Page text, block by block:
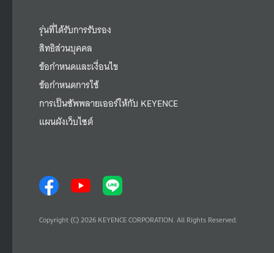
รุ่นที่ได้รับการรับรอง
สิทธิส่วนบุคคล
ข้อกำหนดและเงื่อนไข
ข้อกำหนดการใช้
การเป็นซัพพลายเออร์ให้กับ KEYENCE
แผนผังเว็บไซต์
Copyright (C) 2026 KEYENCE CORPORATION. All Rights Reserved.